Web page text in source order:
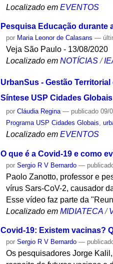
Localizado em EVENTOS
Pesquisa Educação durante
por Maria Leonor de Calasans —
Veja São Paulo - 13/08/2020
Localizado em NOTÍCIAS /
UrbanSus - Gestão
Síntese USP Cidades Globais
porCláudia Regina — publicado 09/
Programa USP Cidades Globais ,
Localizado em EVENTOS
O que é a Covid-19 e como
porSergio R V Bernardo —
Paolo Zanotto, professor e
vírus Sars-CoV-2, causador
Esse vídeo faz parte da
Localizado em MIDIATECA /
Covid-19: Existem vacinas?
porSergio R V Bernardo —
Os pesquisadores Jorge